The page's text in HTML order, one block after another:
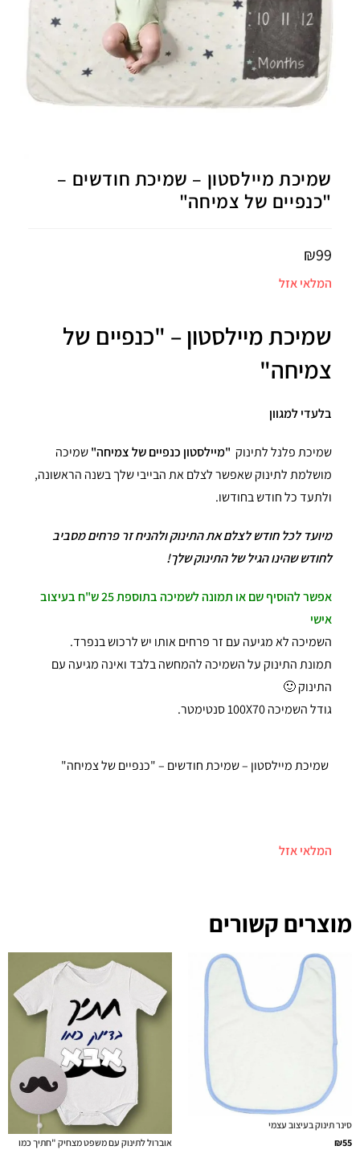
שמיכת מיילסטון – שמיכת חודשים –
"כנפיים של צמיחה"
₪99
המלאי אזל
שמיכת מיילסטון – "כנפיים של
צמיחה"
בלעדי למגוון
שמיכת פלנל לתינוק "מיילסטון כנפיים של צמיחה"שמיכה
מושלמת לתינוק שאפשר לצלם את הבייבי שלך בשנה הראשונה,
ולתעד כל חודש בחודשו.
מיועד לכל חודש לצלם את התינוק ולהניח זר פרחים מסביב
לחודש שהינו הגיל של התינוק שלך!
אפשר להוסיף שם או תמונה לשמיכה בתוספת 25 ש"ח בעיצוב
אישי
השמיכה לא מגיעה עם זר פרחים אותו יש לרכוש בנפרד.
תמונת התינוק על השמיכה להמחשה בלבד ואינה מגיעה עם
התינוק 🙂
גודל השמיכה 100X70 סנטימטר.
שמיכת מיילסטון – שמיכת חודשים – "כנפיים של צמיחה"
המלאי אזל
מוצרים קשורים
סינר תינוק בעיצוב עצמי
₪55
אוברול לתינוק עם משפט מצחיק "חתיך כמו